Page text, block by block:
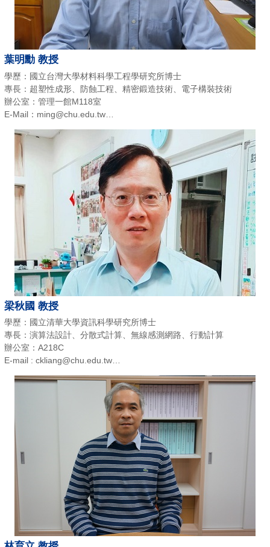
葉明勳 教授
學歷：國立台灣大學材料科學工程學研究所博士
專長：超塑性成形、防蝕工程、精密鍛造技術、電子構裝技術
辦公室：管理一館M118室
E-Mail：ming@chu.edu.tw
梁秋國 教授
學歷：國立清華大學資訊科學研究所博士
專長：演算法設計、分散式計算、無線感測網路、行動計算
辦公室：A218C
E-mail : ckliang@chu.edu.tw